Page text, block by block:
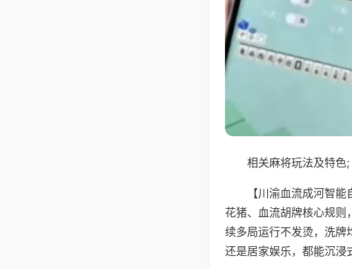
相关麻将玩法及特色;
【川渝血流成河智
花猪、血流胡牌核心规则
续多局运行不发烫，洗牌
还是居家娱乐，都能沉浸